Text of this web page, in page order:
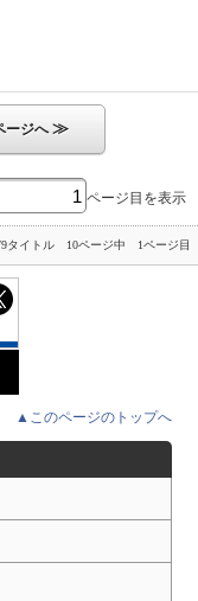
ージへ≫
ページ目を表示
タイトル 10ページ中 1ページ目
▲このページのトップへ